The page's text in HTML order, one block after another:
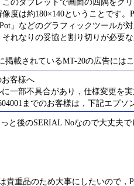
度は約180×140ということです。
」などのグラフィックツールが
れなりの妥協と割り切りが必要な
掲載されているMT-20の広告には
客様へ
一部不具合があり，仕様変更を実
までのお客様は，下記エプソ
と後のSERIAL Noなので大丈夫
貴重品のため大事にしたいので，